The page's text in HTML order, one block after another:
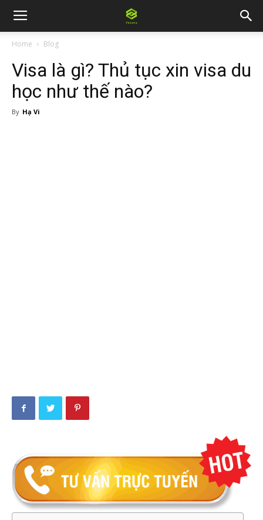
Home Blog
Visa là gì? Thủ tục xin visa du
học như thế nào?
By Hạ Vi